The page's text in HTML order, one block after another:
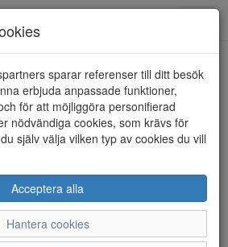
sparar referenser till ditt besök
erbjuda anpassade funktioner,
för att möjliggöra personifierad
nödvändiga cookies, som krävs för
själv välja vilken typ av cookies du vill
Acceptera alla
Hantera cookies